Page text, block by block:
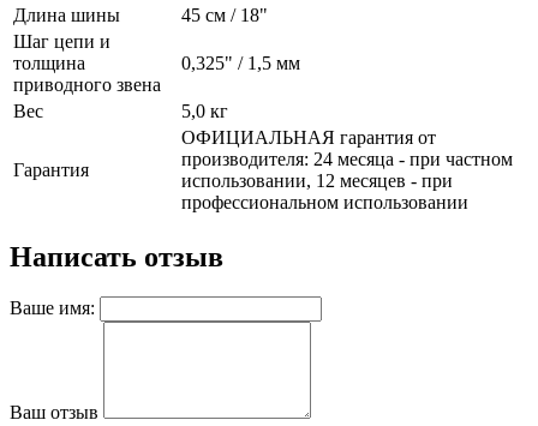
Длина шины
45 см / 18"
Шаг цепи и
толщина
приводного звена
0,325" / 1,5 мм
Вес 5,0 кг
Гарантия
ОФИЦИАЛЬНАЯ гарантия от
производителя: 24 месяца - при частном
использовании, 12 месяцев - при
профессиональном использовании
Написать отзыв
Ваше имя:
Ваш отзыв